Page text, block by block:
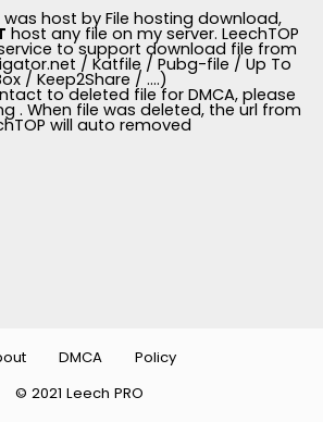
was host by File hosting download,
host any file on my server. LeechTOP
to support download file from
/ Katfile / Pubg-file / Up To
/ Keep2Share / ....)
to deleted file for DMCA, please
. When file was deleted, the url from
will auto removed
© 2021 Leech PRO
DMCA Policy